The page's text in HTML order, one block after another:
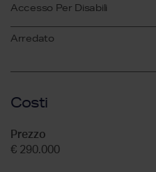
Accesso Per Disabili
Arredato
Costi
Prezzo
€ 290.000